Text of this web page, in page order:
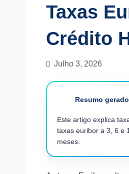
Taxas
Crédito
Julho 3, 2026
Resumo
Este artigo explica
taxas euribor a 3, 6 e
meses.